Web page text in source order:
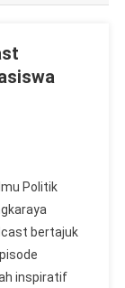
Politik
bertajuk
inspiratif